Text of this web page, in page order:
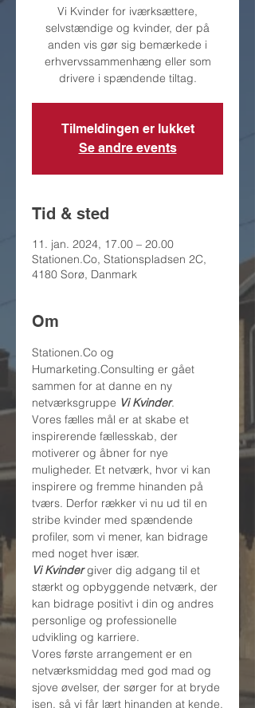
Vi Kvinder for iværksættere,
selvstændige og kvinder, der på
anden vis gør sig bemærkede i
erhvervssammenhæng eller som
drivere i spændende tiltag.
Tilmeldingen er lukket
Se andre events
Tid & sted
11. jan. 2024, 17.00 – 20.00
Stationen.Co, Stationspladsen 2C,
4180 Sorø, Danmark
Om
Stationen.Co og
Humarketing.Consulting er gået
sammen for at danne en ny
netværksgruppe Vi Kvinder.
Vores fælles mål er at skabe et
inspirerende fællesskab, der
motiverer og åbner for nye
muligheder. Et netværk, hvor vi kan
inspirere og fremme hinanden på
tværs. Derfor rækker vi nu ud til en
stribe kvinder med spændende
profiler, som vi mener, kan bidrage
med noget hver især.
Vi Kvinder giver dig adgang til et
stærkt og opbyggende netværk, der
kan bidrage positivt i din og andres
personlige og professionelle
udvikling og karriere.
Vores første arrangement er en
netværksmiddag med god mad og
sjove øvelser, der sørger for at bryde
isen, så vi får lært hinanden at kende.